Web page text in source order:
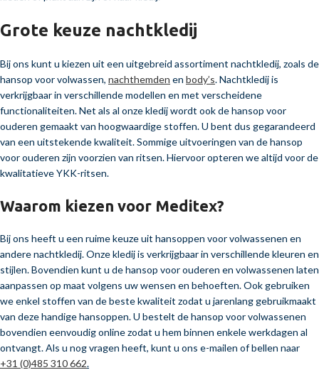
Grote keuze nachtkledij
Bij ons kunt u kiezen uit een uitgebreid assortiment nachtkledij, zoals de
hansop voor volwassen, nachthemden en body’s. Nachtkledij is
verkrijgbaar in verschillende modellen en met verscheidene
functionaliteiten. Net als al onze kledij wordt ook de hansop voor
ouderen gemaakt van hoogwaardige stoffen. U bent dus gegarandeerd
van een uitstekende kwaliteit. Sommige uitvoeringen van de hansop
voor ouderen zijn voorzien van ritsen. Hiervoor opteren we altijd voor de
kwalitatieve YKK-ritsen.
Waarom kiezen voor Meditex?
Bij ons heeft u een ruime keuze uit hansoppen voor volwassenen en
andere nachtkledij. Onze kledij is verkrijgbaar in verschillende kleuren en
stijlen. Bovendien kunt u de hansop voor ouderen en volwassenen laten
aanpassen op maat volgens uw wensen en behoeften. Ook gebruiken
we enkel stoffen van de beste kwaliteit zodat u jarenlang gebruikmaakt
van deze handige hansoppen. U bestelt de hansop voor volwassenen
bovendien eenvoudig online zodat u hem binnen enkele werkdagen al
ontvangt. Als u nog vragen heeft, kunt u ons e-mailen of bellen naar
+31 (0)485 310 662.